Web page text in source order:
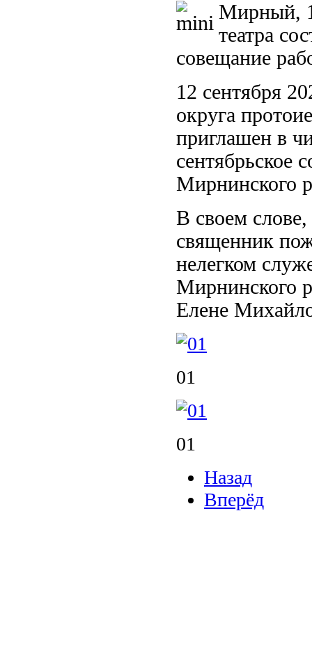
Мирный,
театра
совещание
12 сентября
округа
приглашен в
сентябрьское
Мирнинского
В своем
священник
нелегком
Мирнинского
Елене
01
01
Назад
Вперёд